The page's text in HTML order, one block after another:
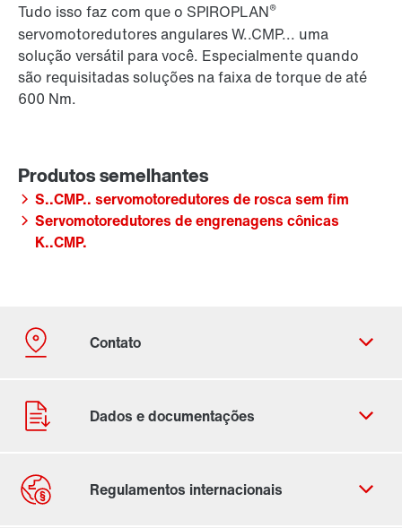
Tudo isso faz com que o SPIROPLAN®
servomotoredutores angulares W..CMP... uma
solução versátil para você. Especialmente quando
são requisitadas soluções na faixa de torque de até
600 Nm.
S..CMP.. servomotoredutores de rosca sem fim
Servomotoredutores de engrenagens cônicas
K..CMP.